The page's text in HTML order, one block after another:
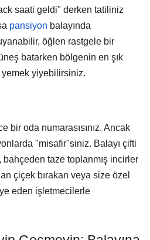
saati geldi" derken tatiliniz
pansiyon balayında
öğlen rastgele bir
batarken bölgenin en şık
yemek yiyebilirsiniz.
bir oda numarasısınız. Ancak
"misafir"siniz. Balayı çifti
taze toplanmış incirler
çiçek bırakan veya size özel
eden işletmecilerle